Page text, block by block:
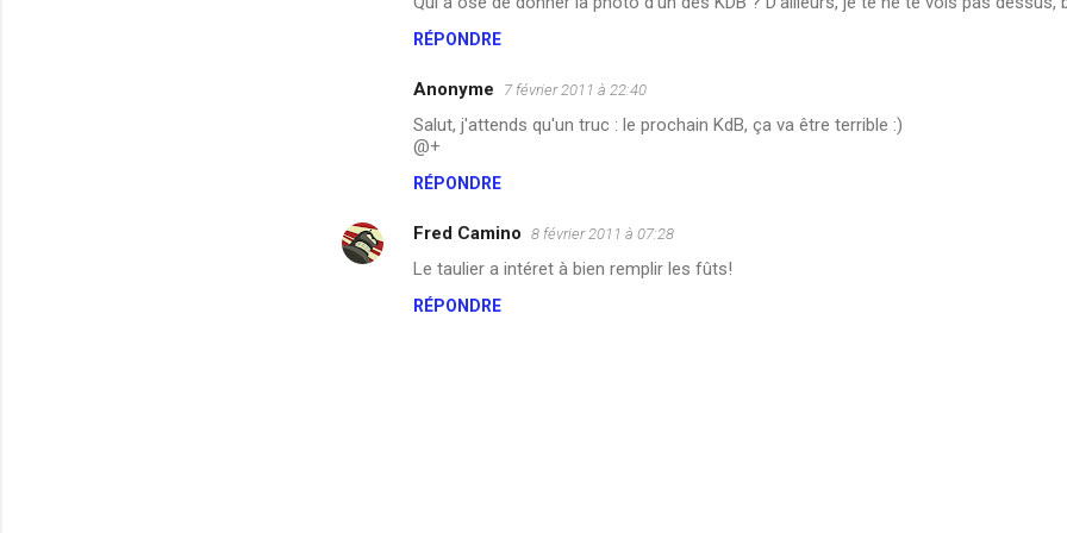
RÉPONDRE
Anonyme 7 février 2011 à 22:40
Salut, j'attends qu'un truc : le prochain KdB, ça va être terrible :)
@+
RÉPONDRE
Fred Camino 8 février 2011 à 07:28
Le taulier a intéret à bien remplir les fûts!
RÉPONDRE